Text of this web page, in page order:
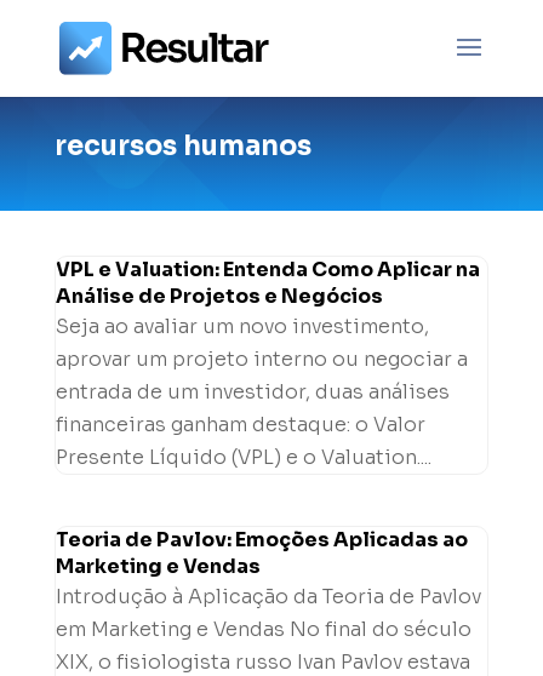
recursos humanos
VPL e Valuation: Entenda Como Aplicar na
Análise de Projetos e Negócios
Seja ao avaliar um novo investimento,
aprovar um projeto interno ou negociar a
entrada de um investidor, duas análises
financeiras ganham destaque: o Valor
Presente Líquido (VPL) e o Valuation....
Teoria de Pavlov: Emoções Aplicadas ao
Marketing e Vendas
Introdução à Aplicação da Teoria de Pavlov
em Marketing e Vendas No final do século
XIX, o fisiologista russo Ivan Pavlov estava